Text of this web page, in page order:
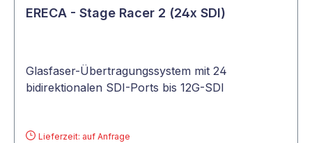
ERECA - Stage Racer 2 (24x SDI)
Glasfaser-Übertragungssystem mit 24
bidirektionalen SDI-Ports bis 12G-SDI
Lieferzeit: auf Anfrage